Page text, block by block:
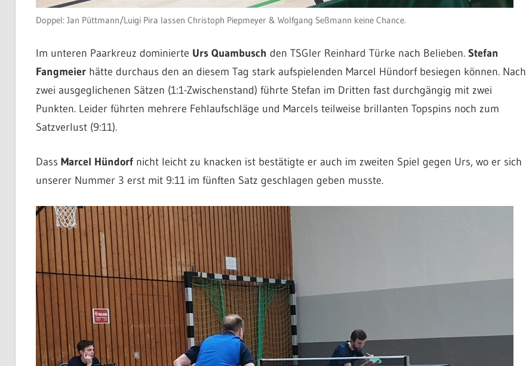
Doppel: Jan Püttmann/Luigi Pira lassen Christoph Piepmeyer & Wolfgang Seßmann keine Chance.
Im unteren Paarkreuz dominierte Urs Quambusch den TSGler Reinhard Türke nach Belieben. Stefan
Fangmeierhätte durchaus den an diesem Tag stark aufspielenden Marcel Hündorf besiegen können. Nach
zwei ausgeglichenen Sätzen (1:1-Zwischenstand) führte Stefan im Dritten fast durchgängig mit zwei
Punkten. Leider führten mehrere Fehlaufschläge und Marcels teilweise brillanten Topspins noch zum
Satzverlust (9:11).
Dass Marcel Hündorfnicht leicht zu knacken ist bestätigte er auch im zweiten Spiel gegen Urs, wo er sich
unserer Nummer 3 erst mit 9:11 im fünften Satz geschlagen geben musste.